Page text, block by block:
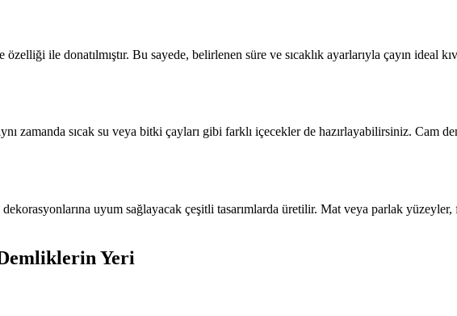
ile donatılmıştır. Bu sayede, belirlenen süre ve sıcaklık ayarlarıyla çayın ideal
zamanda sıcak su veya bitki çayları gibi farklı içecekler de hazırlayabilirsiniz. Cam
uyum sağlayacak çeşitli tasarımlarda üretilir. Mat veya parlak yüzeyler,
Yeri